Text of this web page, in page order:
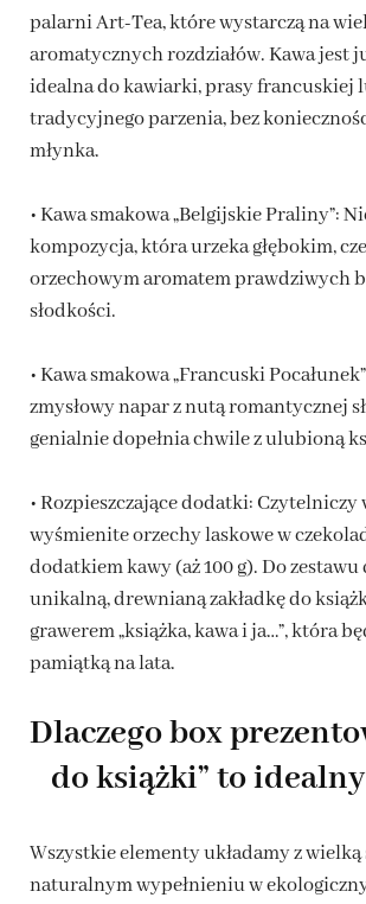
palarni Art-Tea, które wystarczą na
aromatycznych rozdziałów. Kawa jest
idealna do kawiarki, prasy francuskiej
tradycyjnego parzenia, bez
młynka.
• Kawa smakowa „Belgijskie Praliny”:
kompozycja, która urzeka głębokim,
orzechowym aromatem prawdziwych
słodkości.
• Kawa smakowa „Francuski
zmysłowy napar z nutą romantycznej
genialnie dopełnia chwile z ulubioną
• Rozpieszczające dodatki:
wyśmienite orzechy laskowe w
dodatkiem kawy (aż 100 g). Do zestawu
unikalną, drewnianą zakładkę do
grawerem „książka, kawa i ja…”, która
pamiątką na lata.
Dlaczego box
do książki” to
Wszystkie elementy układamy z
naturalnym wypełnieniu w